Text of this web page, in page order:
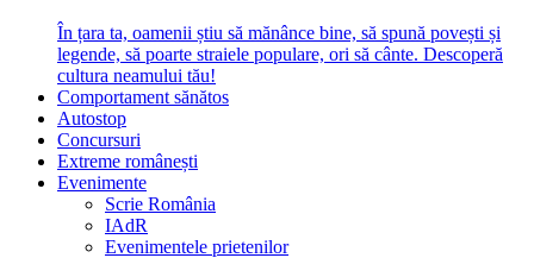
În țara ta, oamenii știu să mănânce bine, să spună povești și
legende, să poarte straiele populare, ori să cânte. Descoperă
cultura neamului tău!
Comportament sănătos
Autostop
Concursuri
Extreme românești
Evenimente
Scrie România
IAdR
Evenimentele prietenilor